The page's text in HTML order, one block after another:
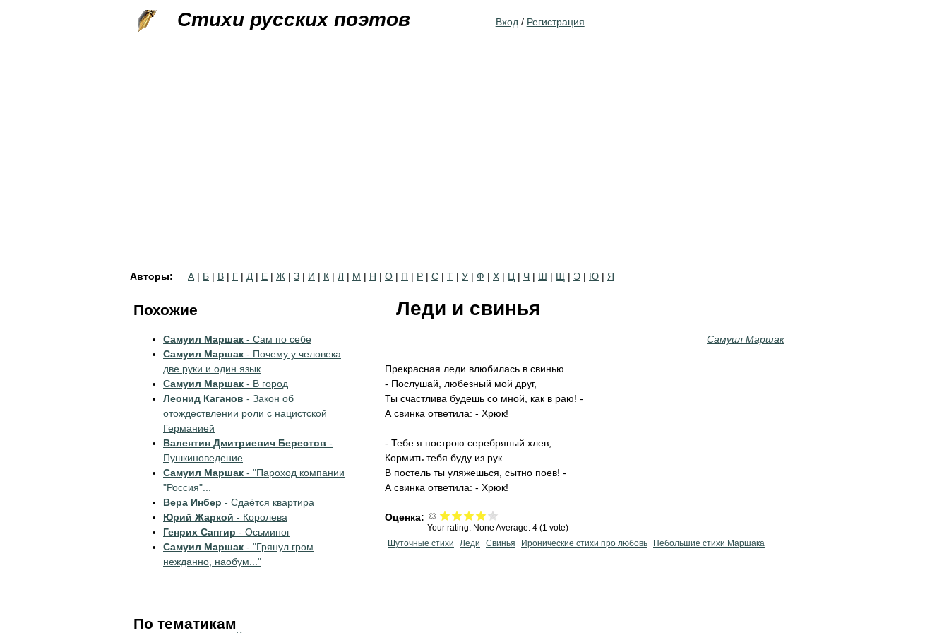
Стихи русских поэтов Вход / Регистрация
Авторы: А | Б | В | Г | Д | Е | Ж | З | И | К | Л | М | Н | О | П | Р | С | Т | У | Ф | Х | Ц | Ч | Ш | Щ | Э | Ю | Я
Леди и свинья
Самуил Маршак
Прекрасная леди влюбилась в свинью.
- Послушай, любезный мой друг,
Ты счастлива будешь со мной, как в раю! -
А свинка ответила: - Хрюк!
- Тебе я построю серебряный хлев,
Кормить тебя буду из рук.
В постель ты уляжешься, сытно поев! -
А свинка ответила: - Хрюк!
Оценка:
Your rating: None Average: 4 (1 vote)
Шуточные стихи
Леди Свинья Иронические стихи про любовь Небольшие стихи Маршака
Похожие
Самуил Маршак - Сам по себе
Самуил Маршак - Почему у человека
две руки и один язык
Самуил Маршак - В город
Леонид Каганов - Закон об
отождествлении роли с нацистской
Германией
Валентин Дмитриевич Берестов -
Пушкиноведение
Самуил Маршак - "Пароход компании
"Россия"...
Вера Инбер - Сдаётся квартира
Юрий Жаркой - Королева
Генрих Сапгир - Осьминог
Самуил Маршак - "Грянул гром
нежданно, наобум..."
По тематикам